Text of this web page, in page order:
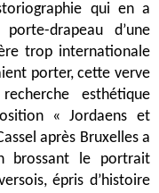
qui en a
drapeau d’une
trop internationale
porter, cette verve
esthétique
« Jordaens et
après Bruxelles a
le portrait
épris d’histoire